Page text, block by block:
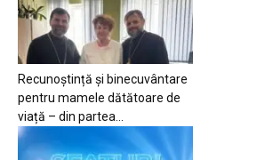
Recunoștință și binecuvântare
pentru mamele dătătoare de
viață – din partea...